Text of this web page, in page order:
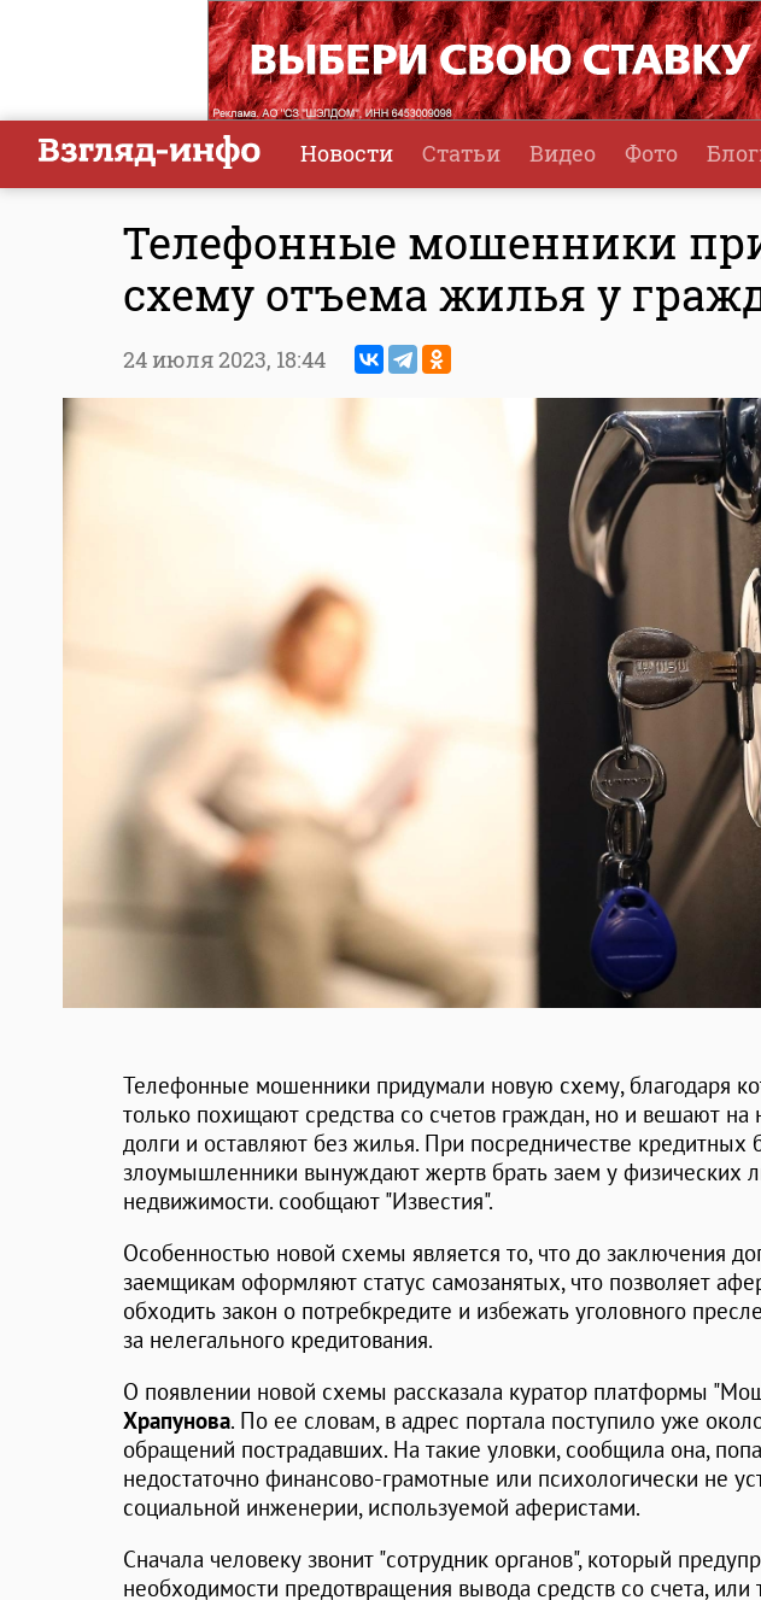
Новости Статьи Видео Фото
Телефонные мошенники
схему отъема жилья у
24 июля 2023, 18:44
Телефонные мошенники придумали новую схему, благодаря
только похищают средства со счетов граждан, но и вешают на
долги и оставляют без жилья. При посредничестве кредитных
злоумышленники вынуждают жертв брать заем у физических
недвижимости. сообщают "Известия".
Особенностью новой схемы является то, что до заключения
заемщикам оформляют статус самозанятых, что позволяет
обходить закон о потребкредите и избежать уголовного
за нелегального кредитования.
О появлении новой схемы рассказала куратор платформы
Храпунова. По ее словам, в адрес портала поступило уже
обращений пострадавших. На такие уловки, сообщила она,
недостаточно финансово-грамотные или психологически не
социальной инженерии, используемой аферистами.
Сначала человеку звонит "сотрудник органов", который
необходимости предотвращения вывода средств со счета, или